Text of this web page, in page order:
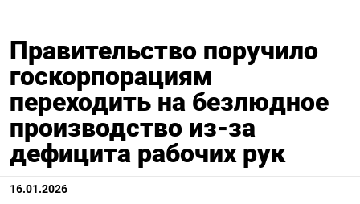
Правительство поручило
госкорпорациям
переходить на безлюдное
производство из-за
дефицита рабочих рук
16.01.2026